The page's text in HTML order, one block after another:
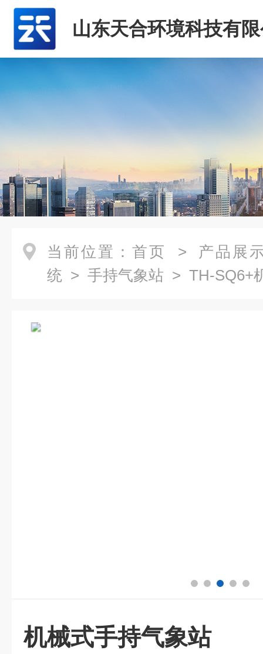
山东天合环境科技有
当前位置： 首页 > 产品展
统 > 手持气象站 > TH-SQ6+
机械式手持气象站